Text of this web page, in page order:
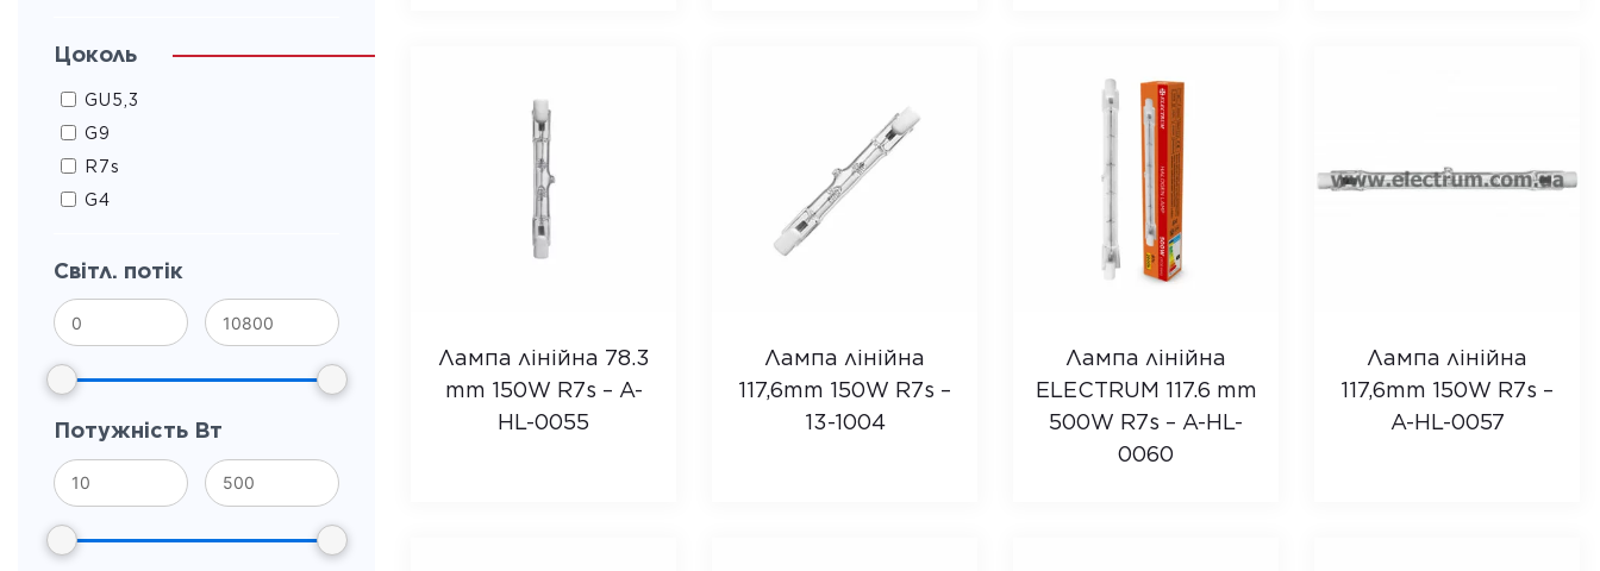
Цоколь
GU5,3
G9
R7s
G4
Світл. потік
Потужність Вт
Лампа лінійна 78.3
mm 150W R7s – A-
HL-0055
Лампа лінійна
117,6mm 150W R7s –
13-1004
Лампа лінійна
ELECTRUM 117.6 mm
500W R7s – A-HL-
0060
Лампа лінійна
117,6mm 150W R7s –
A-HL-0057